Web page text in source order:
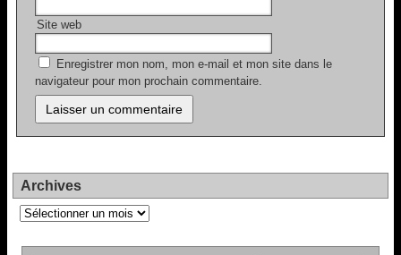
Site web
Enregistrer mon nom, mon e-mail et mon site dans le
navigateur pour mon prochain commentaire.
Archives
Archives